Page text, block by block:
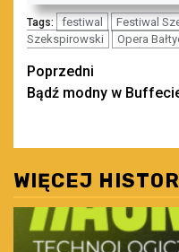
Tags: festiwal Festiwal
Szekspirowski
Opera
Zobacz
wpisy
Poprzedni
Bądź modny w
WIĘCEJ